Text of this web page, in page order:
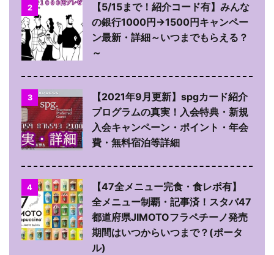
2
【5/15まで！紹介コード有】みんな
の銀行1000円→1500円キャンペー
ン最新・詳細～いつまでもらえる？
～
3
【2021年9月更新】spgカード紹介
プログラムの真実！入会特典・新規
入会キャンペーン・ポイント・年会
費・無料宿泊等詳細
4
【47全メニュー完食・食レポ有】
全メニュー制覇・記事済！スタバ47
都道府県JIMOTOフラペチーノ発売
期間はいつからいつまで？(ポータ
ル)